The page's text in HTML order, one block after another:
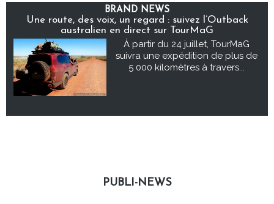
BRAND NEWS
Une route, des voix, un regard : suivez l’Outback
australien en direct sur TourMaG
À partir du 24 juillet, TourMaG
suivra une expédition de plus de
5 000 kilomètres à travers...
PUBLI-NEWS